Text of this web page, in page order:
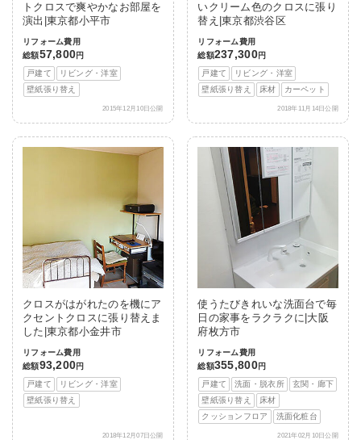
トクロスで爽やかなお部屋を
演出|東京都小平市
リフォーム費用
総額57,800円
戸建て
リビング・洋室
壁紙張り替え
2015年12月10日公開
いクリーム色のクロスに張り
替え|東京都渋谷区
リフォーム費用
総額237,300円
戸建て
リビング・洋室
壁紙張り替え
床材 カーペット
2018年11月14日公開
クロスがはがれたのを機にア
クセントクロスに張り替えま
した|東京都小金井市
リフォーム費用
総額93,200円
戸建て
リビング・洋室
壁紙張り替え
2018年12月07日公開
使うたびきれいな洗面台で毎
日の家事をラクラクに|大阪
府枚方市
リフォーム費用
総額355,800円
戸建て
洗面・脱衣所
玄関・廊下
壁紙張り替え
床材
クッションフロア
洗面化粧台
2021年02月10日公開